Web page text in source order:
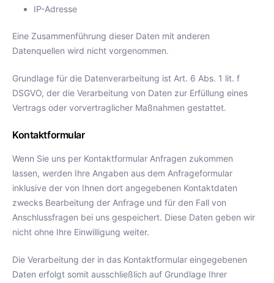
IP-Adresse
Eine Zusammenführung dieser Daten mit anderen
Datenquellen wird nicht vorgenommen.
Grundlage für die Datenverarbeitung ist Art. 6 Abs. 1 lit. f
DSGVO, der die Verarbeitung von Daten zur Erfüllung eines
Vertrags oder vorvertraglicher Maßnahmen gestattet.
Kontaktformular
Wenn Sie uns per Kontaktformular Anfragen zukommen
lassen, werden Ihre Angaben aus dem Anfrageformular
inklusive der von Ihnen dort angegebenen Kontaktdaten
zwecks Bearbeitung der Anfrage und für den Fall von
Anschlussfragen bei uns gespeichert. Diese Daten geben wir
nicht ohne Ihre Einwilligung weiter.
Die Verarbeitung der in das Kontaktformular eingegebenen
Daten erfolgt somit ausschließlich auf Grundlage Ihrer